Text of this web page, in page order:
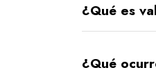
¿Qué es
¿Qué